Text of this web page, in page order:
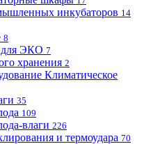
инкубаторов 14
8
для ЭКО 7
хранения 2
Климатическое
35
109
влаги 226
и термоудара 70